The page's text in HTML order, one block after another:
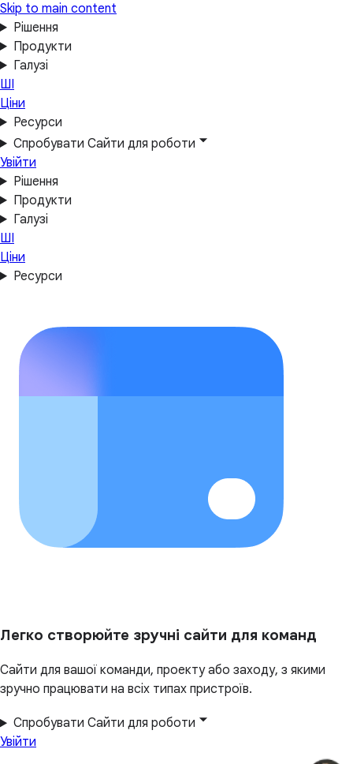
Skip to main content
Рішення
Продукти
Галузі
ШІ
Ціни
Ресурси
Спробувати Сайти для роботи
Увійти
Рішення
Продукти
Галузі
ШІ
Ціни
Ресурси
Легко створюйте зручні сайти для команд
Сайти для вашої команди, проекту або заходу, з якими
зручно працювати на всіх типах пристроїв.
Спробувати Сайти для роботи
Увійти